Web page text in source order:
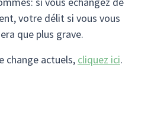
votre délit si vous vous
que plus grave.
change actuels, cliquez ici.